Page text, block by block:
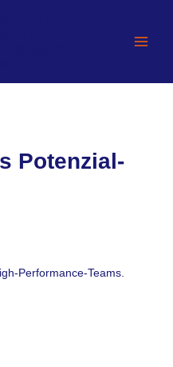
Potenzial-
Performance-Teams.